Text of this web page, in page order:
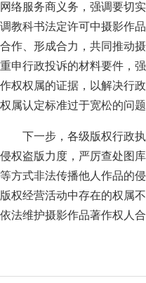
网络服务商义务，强调要切
调教科书法定许可中摄影作
合作、形成合力，共同推动
重申行政投诉的材料要件，
作权权属的证据，以解决行
权属认定标准过于宽松的问题
下一步，各级版权行政执
侵权盗版力度，严厉查处图
等方式非法传播他人作品的
版权经营活动中存在的权属
依法维护摄影作品著作权人合